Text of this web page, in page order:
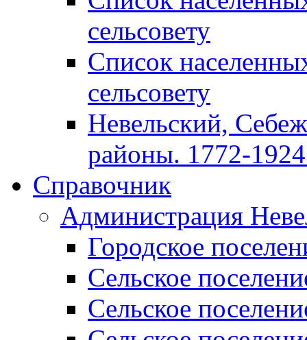
сельсовету
Список
сельсовету
Невельский,
районы. 1772-1924
Справочник
Администрация
Городское
Сельское
Сельское